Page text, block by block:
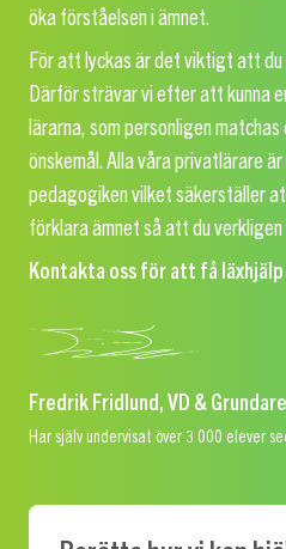
öka förståelsen i ämnet.
För att lyckas är det viktigt att
Därför strävar vi efter att kunna
lärarna, som personligen
önskemål. Alla våra privatlärare
pedagogiken vilket säkerställer
förklara ämnet så att du
Kontakta oss för att få läxhjälp
Fredrik Fridlund, VD & Grundare
Har själv undervisat över 3 000 elever